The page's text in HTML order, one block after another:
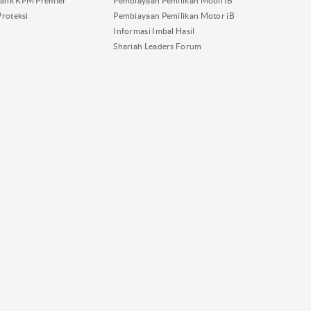
Pembiayaan Pemilikan Motor iB
Informasi Imbal Hasil
Shariah Leaders Forum